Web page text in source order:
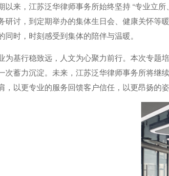
以来，江苏泛华律师事务所始终坚持 “专业立
研讨，到定期举办的集体生日会、健康关怀等
同时，时刻感受到集体的陪伴与温暖。
为基行稳致远，人文为心聚力前行。本次专题
次蓄力沉淀。未来，江苏泛华律师事务所将继
，以更专业的服务回馈客户信任，以更昂扬的姿